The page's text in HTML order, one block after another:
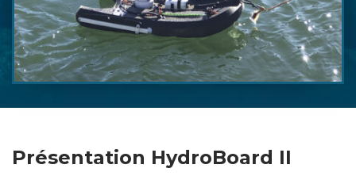
Présentation HydroBoard II